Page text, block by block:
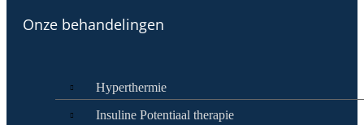
Onze behandelingen
Hyperthermie
Insuline Potentiaal therapie